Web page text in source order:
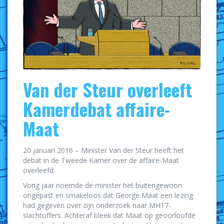
Van der Steur overleeft
Kamerdebat affaire-
Maat
20 januari 2016 – Minister Van der Steur heeft het
debat in de Tweede Kamer over de affaire-Maat
overleefd.
Vorig jaar noemde de minister het buitengewoon
ongepast en smakeloos dat George Maat een lezing
had gegeven over zijn onderzoek naar MH17-
slachtoffers. Achteraf bleek dat Maat op geoorloofde